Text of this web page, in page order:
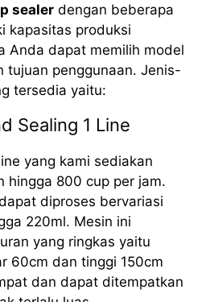
sealer dengan beberapa
kapasitas produksi
Anda dapat memilih model
tujuan penggunaan. Jenis-
tersedia yaitu:
Sealing 1 Line
yang kami sediakan
hingga 800 cup per jam.
diproses bervariasi
220ml. Mesin ini
yang ringkas yaitu
60cm dan tinggi 150cm
dan dapat ditempatkan